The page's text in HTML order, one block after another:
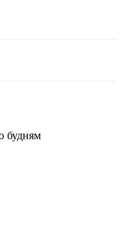
будням